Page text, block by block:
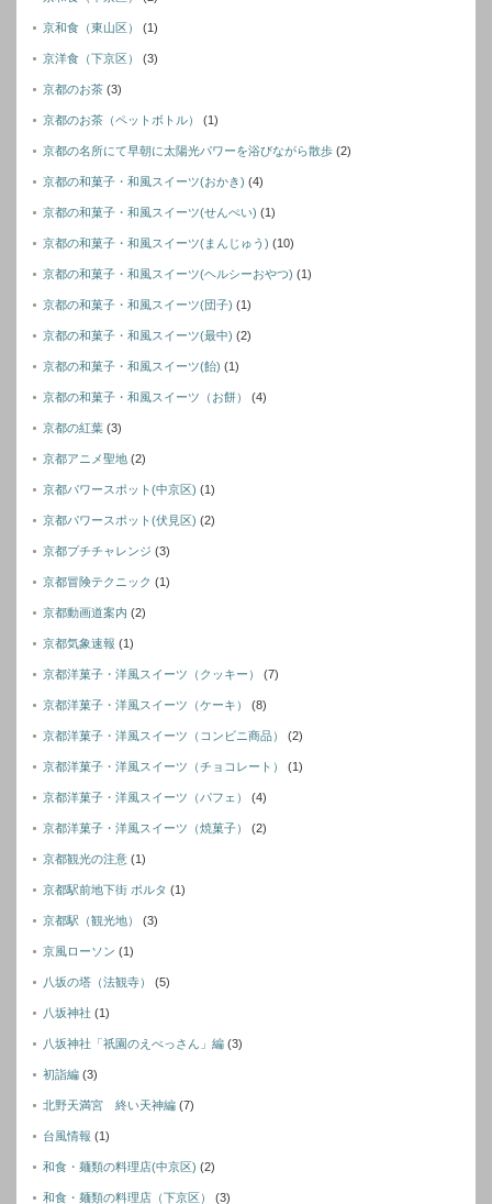
京和食（東山区） (1)
京洋食（下京区） (3)
京都のお茶 (3)
京都のお茶（ペットボトル） (1)
京都の名所にて早朝に太陽光パワーを浴びながら散歩 (2)
京都の和菓子・和風スイーツ(おかき) (4)
京都の和菓子・和風スイーツ(せんぺい) (1)
京都の和菓子・和風スイーツ(まんじゅう) (10)
京都の和菓子・和風スイーツ(ヘルシーおやつ) (1)
京都の和菓子・和風スイーツ(団子) (1)
京都の和菓子・和風スイーツ(最中) (2)
京都の和菓子・和風スイーツ(飴) (1)
京都の和菓子・和風スイーツ（お餅） (4)
京都の紅葉 (3)
京都アニメ聖地 (2)
京都パワースポット(中京区) (1)
京都パワースポット(伏見区) (2)
京都プチチャレンジ (3)
京都冒険テクニック (1)
京都動画道案内 (2)
京都気象速報 (1)
京都洋菓子・洋風スイーツ（クッキー） (7)
京都洋菓子・洋風スイーツ（ケーキ） (8)
京都洋菓子・洋風スイーツ（コンビニ商品） (2)
京都洋菓子・洋風スイーツ（チョコレート） (1)
京都洋菓子・洋風スイーツ（パフェ） (4)
京都洋菓子・洋風スイーツ（焼菓子） (2)
京都観光の注意 (1)
京都駅前地下街 ポルタ (1)
京都駅（観光地） (3)
京風ローソン (1)
八坂の塔（法観寺） (5)
八坂神社 (1)
八坂神社「祇園のえべっさん」編 (3)
初詣編 (3)
北野天満宮 終い天神編 (7)
台風情報 (1)
和食・麺類の料理店(中京区) (2)
和食・麺類の料理店（下京区） (3)